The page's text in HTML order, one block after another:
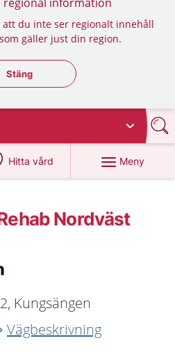
du inte ser regionalt innehåll
gäller just din region.
Stäng regionsväljaren
Stäng
Hitta vård
på 1177.se
Meny
Nordväst
Kungsängen
Vägbeskrivning